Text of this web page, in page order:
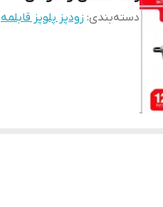
دسته‌بندی: زودپز پلوپز قابلمه